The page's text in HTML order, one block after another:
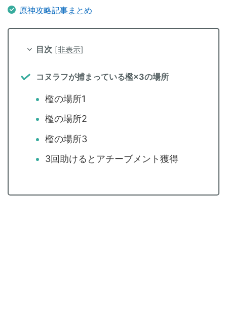
原神攻略記事まとめ
目次 [非表示]
コヌラフが捕まっている檻×3の場所
檻の場所1
檻の場所2
檻の場所3
3回助けるとアチーブメント獲得